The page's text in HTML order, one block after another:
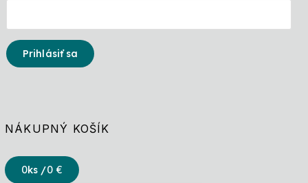
Prihlásiť sa
NÁKUPNÝ KOŠÍK
0ks /0 €